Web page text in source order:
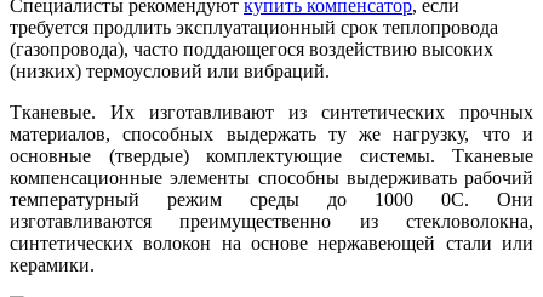
Специалисты рекомендуют купить компенсатор, если
требуется продлить эксплуатационный срок теплопровода
(газопровода), часто поддающегося воздействию высоких
(низких) термоусловий или вибраций.
Тканевые. Их изготавливают из синтетических прочных
материалов, способных выдержать ту же нагрузку, что и
основные (твердые) комплектующие системы. Тканевые
компенсационные элементы способны выдерживать рабочий
температурный режим среды до 1000 0С. Они
изготавливаются преимущественно из стекловолокна,
синтетических волокон на основе нержавеющей стали или
керамики.